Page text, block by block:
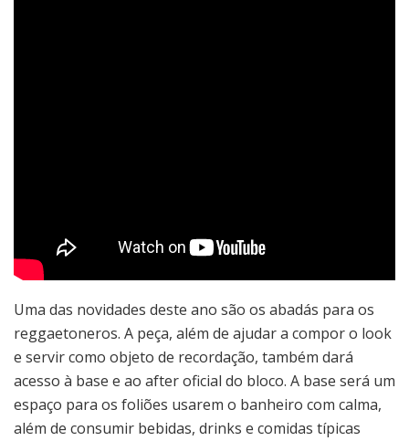
Uma das novidades deste ano são os abadás para os
reggaetoneros. A peça, além de ajudar a compor o look
e servir como objeto de recordação, também dará
acesso à base e ao after oficial do bloco. A base será um
espaço para os foliões usarem o banheiro com calma,
além de consumir bebidas, drinks e comidas típicas